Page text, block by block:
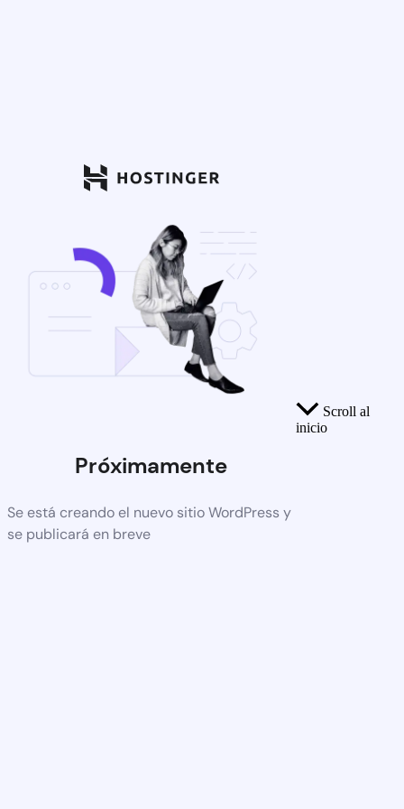
Próximamente
Se está creando el nuevo sitio WordPress y
se publicará en breve
Scroll al
inicio